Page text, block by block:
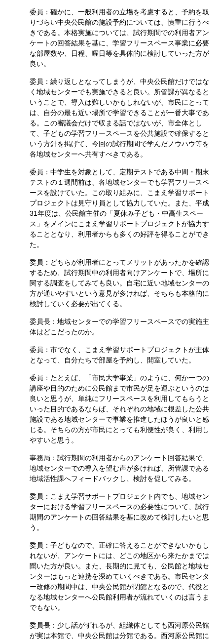
委員：確かに、一般利用者の立場を考慮すると、予約を取
りづらい中央公民館の施設予約については、慎重に行うべ
きである。本格実施については、試行期間での利用者アン
ケートの回答結果を基に、学習フリースペース事業に必要
な部屋数や、日程、曜日等を具体的に検討していった方が
良い。
委員：繰り返しとなってしまうが、中央公民館だけではな
く地域センターでも実施できると良い。所管課が異なると
いうことで、導入は難しいかもしれないが、市民にとって
は、自分の最も近い場所で学習できることが一番大事であ
る。この審議会だけで収まる話ではないが、市全体とし
て、子どもの学習フリースペースを公共施設で確保すると
いう方針を掲げて、今回の試行期間で学んだノウハウ等を
各地域センターへ共有すべきである。
委員：中学生を対象として、定期テストである中間・期末
テストの１週間前は、各地域センターでも学習フリースペ
ースを設けていた。この取り組みに、こまえ学習サポート
プロジェクトは見守り員として協力していた。また、平成
31年度は、公民館主催の「夏休み子ども・中高生スペー
ス」をメインにこまえ学習サポートプロジェクトが協力す
ることとなり、利用者からも多くの好評を得ることができ
た。
委員：どちらが利用者にとってメリットがあったかを確認
するため、試行期間中の利用者向けアンケートで、場所に
関する調査をしてみても良い。自宅に近い地域センターの
方が通いやすいという意見が多ければ、そちらも本格的に
検討していく必要が出てくる。
委員長：地域センターでの学習フリースペースでの実施主
体はどこだったのか。
委員：市でなく、こまえ学習サポートプロジェクトが主体
となって、自分たちで部屋を予約し、開室していた。
委員：たとえば、「市民大学事業」のように、何か一つの
講座や目的のために公民館まで市民が足を運ぶというのは
良いと思うが、単純にフリースペースを利用してもらうと
いった目的であるならば、それぞれの地域に根差した公共
施設である地域センターで事業を推進したほうが良いと感
じる。そちらの方が市民にとっても利便性が良く、利用し
やすいと思う。
事務局：試行期間の利用者からのアンケート回答結果で、
地域センターでの導入を望む声が多ければ、所管課である
地域活性課へフィードバックし、検討を促してみる。
委員：こまえ学習サポートプロジェクト内でも、地域セン
ターにおける学習フリースペースの必要性について、試行
期間のアンケートの回答結果を基に改めて検討したいと思
う。
委員：子どもなので、正確に答えることができないかもし
れないが、アンケートには、どこの地区から来たかまでは
聞いた方が良い。また、長期的に見ても、公民館と地域セ
ンターはもっと連携を深めていくべきである。市民センタ
ー改修の期間中は、中央公民館が閉館となるので、代役と
なる地域センターへ公民館利用者が流れていくのは言うま
でもない。
委員長：少し話がずれるが、組織体としても西河原公民館
が実は本館で、中央公民館は分館である。西河原公民館に